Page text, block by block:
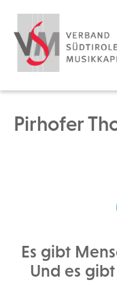
Pirhofer
Es gibt
Und es